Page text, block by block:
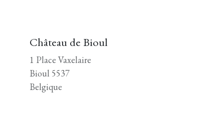
Château de Bioul
1 Place Vaxelaire
Bioul 5537
Belgique